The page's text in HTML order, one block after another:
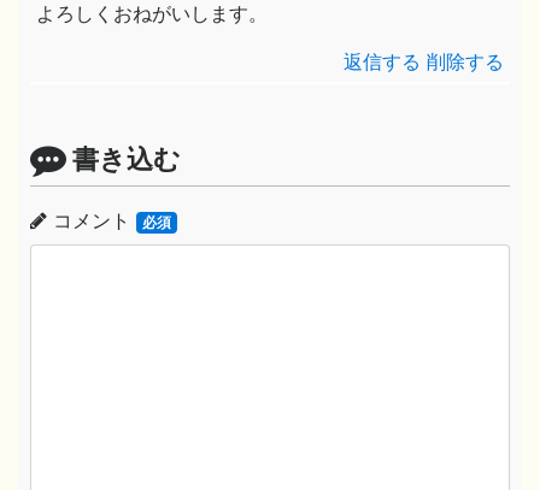
よろしくおねがいします。
返信する 削除する
書き込む
コメント 必須